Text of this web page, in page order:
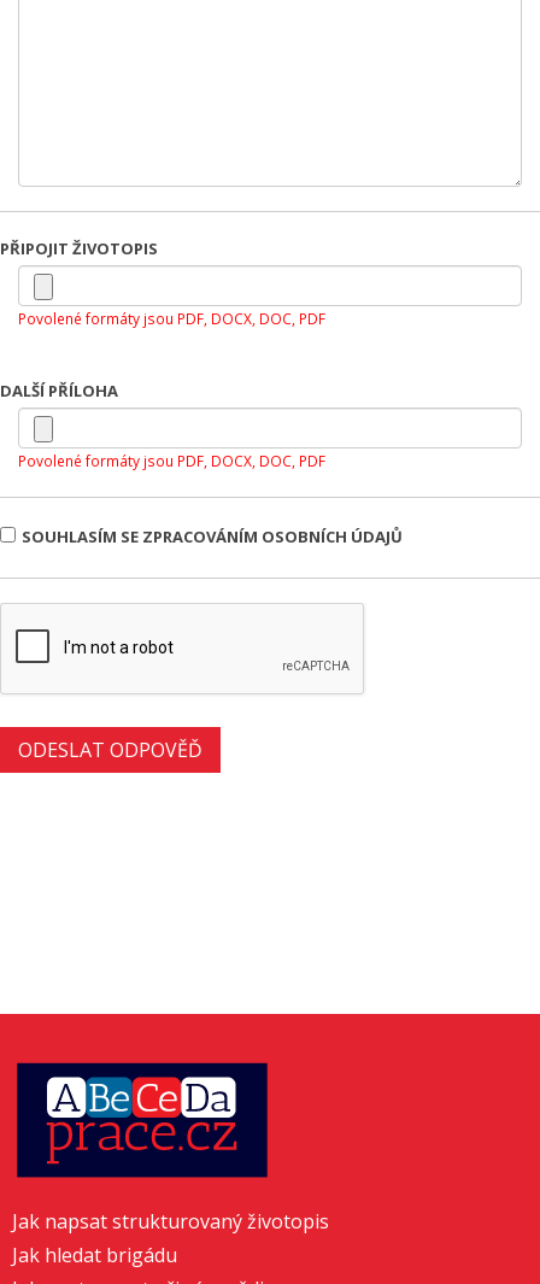
PŘIPOJIT ŽIVOTOPIS
Povolené formáty jsou PDF, DOCX, DOC, PDF
DALŠÍ PŘÍLOHA
Povolené formáty jsou PDF, DOCX, DOC, PDF
SOUHLASÍM SE ZPRACOVÁNÍM OSOBNÍCH ÚDAJŮ
Jak napsat strukturovaný životopis
Jak hledat brigádu